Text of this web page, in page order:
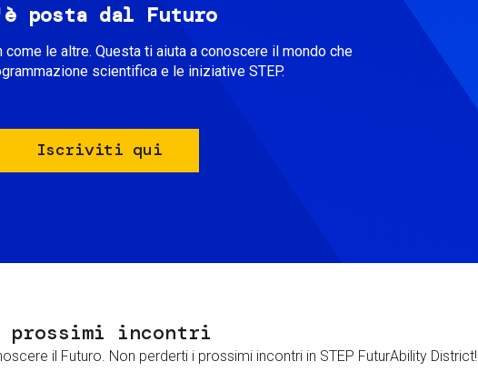
posta dal Futuro
come le altre. Questa ti aiuta a conoscere il mondo che
scientifica e le iniziative STEP.
Iscriviti qui
prossimi incontri
il Futuro. Non perderti i prossimi incontri in STEP FuturAbility District!